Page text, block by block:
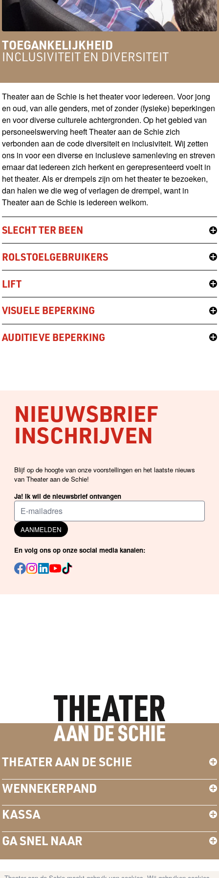
TOEGANKELIJKHEID
INCLUSIVITEIT EN DIVERSITEIT
Theater aan de Schie is het theater voor iedereen. Voor jong
en oud, van alle genders, met of zonder (fysieke) beperkingen
en voor diverse culturele achtergronden. Op het gebied van
personeelswerving heeft Theater aan de Schie zich
verbonden aan de code diversiteit en inclusiviteit. Wij zetten
ons in voor een diverse en inclusieve samenleving en streven
ernaar dat iedereen zich herkent en gerepresenteerd voelt in
het theater. Als er drempels zijn om het theater te bezoeken,
dan halen we die weg of verlagen de drempel, want in
Theater aan de Schie is iedereen welkom.
SLECHT TER BEEN
ROLSTOELGEBRUIKERS
LIFT
VISUELE BEPERKING
AUDITIEVE BEPERKING
NIEUWSBRIEF
INSCHRIJVEN
Blijf op de hoogte van onze voorstellingen en het laatste nieuws
van Theater aan de Schie!
Ja! Ik wil de nieuwsbrief ontvangen
AANMELDEN
En volg ons op onze social media kanalen:
THEATER AAN DE SCHIE
WENNEKERPAND
KASSA
GA SNEL NAAR